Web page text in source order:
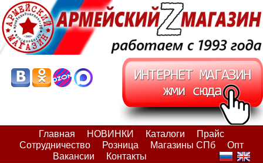
Главная НОВИНКИ Каталоги
Прайс
Сотрудничество
Розница Магазины СПб
Опт
Вакансии
Контакты